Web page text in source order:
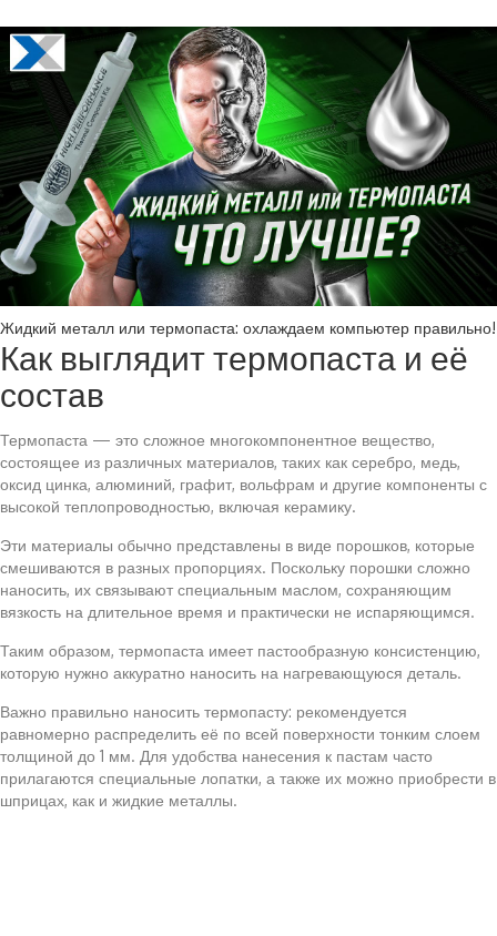
Жидкий металл или термопаста: охлаждаем компьютер правильно!
Как выглядит термопаста и её
состав
Термопаста — это сложное многокомпонентное вещество,
состоящее из различных материалов, таких как серебро, медь,
оксид цинка, алюминий, графит, вольфрам и другие компоненты с
высокой теплопроводностью, включая керамику.
Эти материалы обычно представлены в виде порошков, которые
смешиваются в разных пропорциях. Поскольку порошки сложно
наносить, их связывают специальным маслом, сохраняющим
вязкость на длительное время и практически не испаряющимся.
Таким образом, термопаста имеет пастообразную консистенцию,
которую нужно аккуратно наносить на нагревающуюся деталь.
Важно правильно наносить термопасту: рекомендуется
равномерно распределить её по всей поверхности тонким слоем
толщиной до 1 мм. Для удобства нанесения к пастам часто
прилагаются специальные лопатки, а также их можно приобрести в
шприцах, как и жидкие металлы.